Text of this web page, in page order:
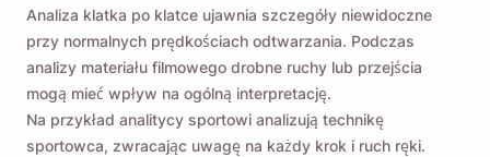
Analiza klatka po klatce ujawnia szczegóły niewidoczne
przy normalnych prędkościach odtwarzania. Podczas
analizy materiału filmowego drobne ruchy lub przejścia
mogą mieć wpływ na ogólną interpretację.
Na przykład analitycy sportowi analizują technikę
sportowca, zwracając uwagę na każdy krok i ruch ręki.